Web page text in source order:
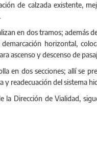
de calzada existente,
en dos tramos; además
horizontal,
ascenso y descenso de
en dos secciones; allí se
y readecuación del sistema
Dirección de Vialidad,